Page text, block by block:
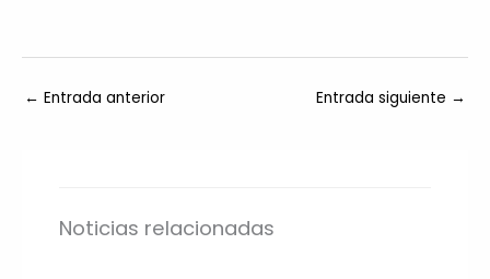
← Entrada anterior Entrada siguiente →
Noticias relacionadas